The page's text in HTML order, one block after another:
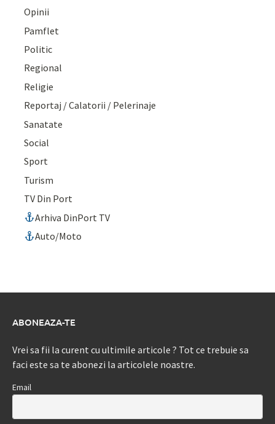
Opinii
Pamflet
Politic
Regional
Religie
Reportaj / Calatorii / Pelerinaje
Sanatate
Social
Sport
Turism
TV Din Port
Arhiva DinPort TV
Auto/Moto
ABONEAZA-TE
Vrei sa fii la curent cu ultimile articole ? Tot ce trebuie sa
faci este sa te abonezi la articolele noastre.
Email